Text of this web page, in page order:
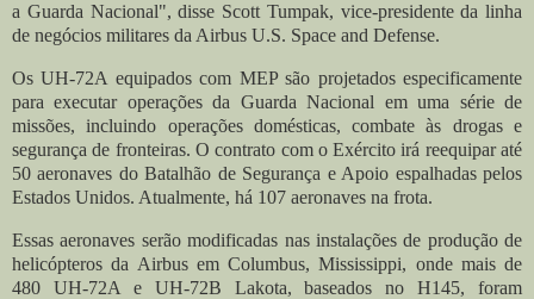
a Guarda Nacional", disse Scott Tumpak, vice-presidente da linha
de negócios militares da Airbus U.S. Space and Defense.
Os UH-72A equipados com MEP são projetados especificamente
para executar operações da Guarda Nacional em uma série de
missões, incluindo operações domésticas, combate às drogas e
segurança de fronteiras. O contrato com o Exército irá reequipar até
50 aeronaves do Batalhão de Segurança e Apoio espalhadas pelos
Estados Unidos. Atualmente, há 107 aeronaves na frota.
Essas aeronaves serão modificadas nas instalações de produção de
helicópteros da Airbus em Columbus, Mississippi, onde mais de
480 UH-72A e UH-72B Lakota, baseados no H145, foram